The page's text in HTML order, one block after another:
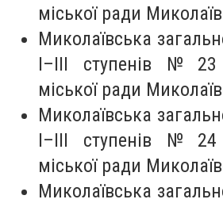
міської ради
Миколаївська
I–III ступенів № 23
міської ради
Миколаївська
I–III ступенів № 24
міської ради
Миколаївська